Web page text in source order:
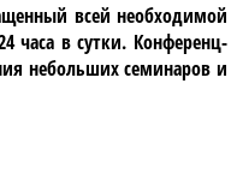
всей необходимой
часа в сутки. Конференц-
небольших семинаров и